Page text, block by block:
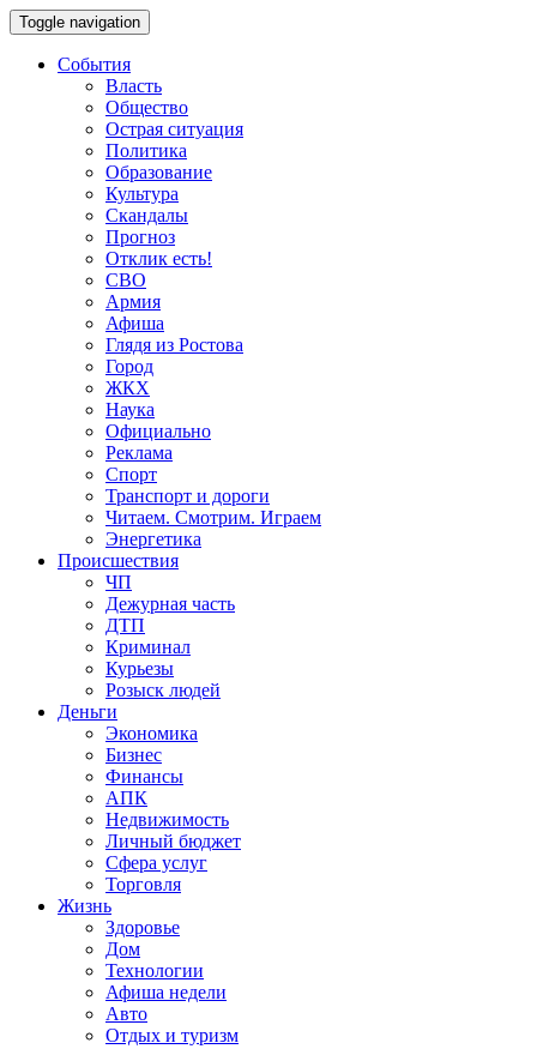
Toggle navigation
События
Власть
Общество
Острая ситуация
Политика
Образование
Культура
Скандалы
Прогноз
Отклик есть!
СВО
Армия
Афиша
Глядя из Ростова
Город
ЖКХ
Наука
Официально
Реклама
Спорт
Транспорт и дороги
Читаем. Смотрим. Играем
Энергетика
Происшествия
ЧП
Дежурная часть
ДТП
Криминал
Курьезы
Розыск людей
Деньги
Экономика
Бизнес
Финансы
АПК
Недвижимость
Личный бюджет
Сфера услуг
Торговля
Жизнь
Здоровье
Дом
Технологии
Афиша недели
Авто
Отдых и туризм